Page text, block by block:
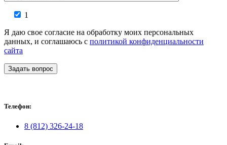
1
Я даю свое согласие на обработку моих персональных
данных, и соглашаюсь с политикой конфиденциальности
сайта
Задать вопрос
Телефон:
8 (812) 326-24-18